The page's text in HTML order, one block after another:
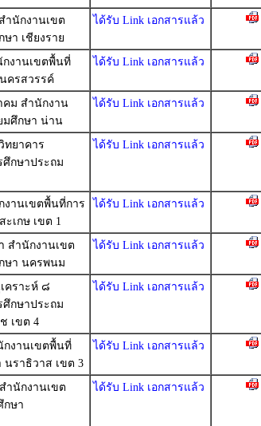
ำนักงานเขต
า เชียงราย
ได้รับ Link เอกสารแล้ว
กงานเขตพื้นที่
ครสวรรค์
ได้รับ Link เอกสารแล้ว
คม สำนักงาน
มศึกษา น่าน
ได้รับ Link เอกสารแล้ว
ทยาคาร
กษาประถม
ได้รับ Link เอกสารแล้ว
งานเขตพื้นที่การ
เกษ เขต 1
ได้รับ Link เอกสารแล้ว
สำนักงานเขต
ษา นครพนม
ได้รับ Link เอกสารแล้ว
คราะห์ ๘
กษาประถม
เขต 4
ได้รับ Link เอกสารแล้ว
กงานเขตพื้นที่
นราธิวาส เขต 3
ได้รับ Link เอกสารแล้ว
ำนักงานเขต
กษา
ได้รับ Link เอกสารแล้ว